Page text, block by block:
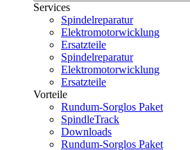
Services
Spindelreparatur
Elektromotorwicklung
Ersatzteile
Spindelreparatur
Elektromotorwicklung
Ersatzteile
Vorteile
Rundum-Sorglos Paket
SpindleTrack
Downloads
Rundum-Sorglos Paket